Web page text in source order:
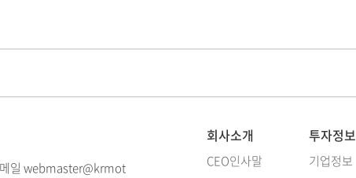
일 webmaster@krmot
회사소개
CEO인사말
투자정보
기업정보